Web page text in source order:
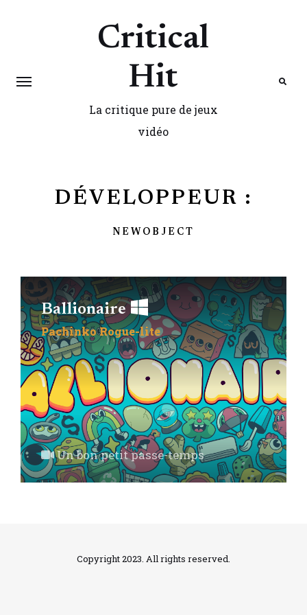
Critical
Hit
La critique pure de jeux
vidéo
DÉVELOPPEUR :
NEWOBJECT
Ballionaire
PachinkoRogue-lite
Un bon petit passe-temps
Copyright 2023. All rights reserved.